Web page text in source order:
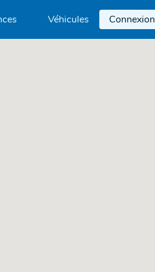
Véhicules Connexion